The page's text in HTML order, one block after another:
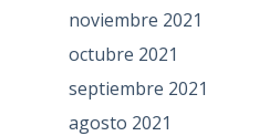
noviembre 2021
octubre 2021
septiembre 2021
agosto 2021